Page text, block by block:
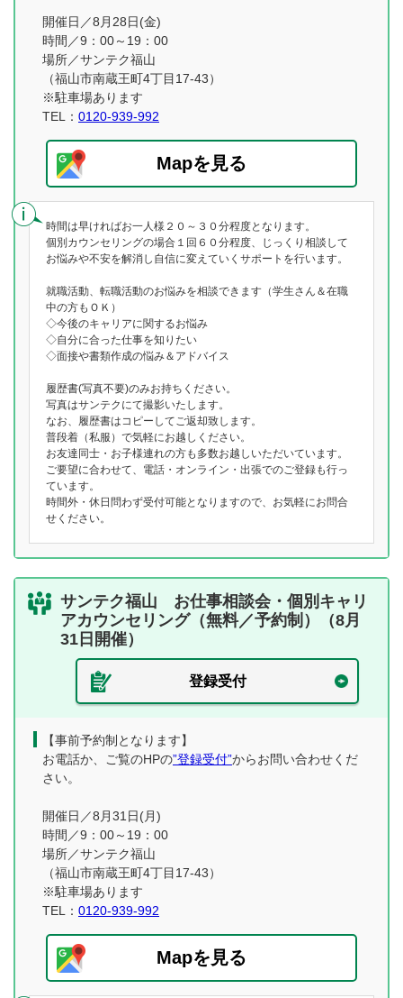
開催日／8月28日(金)
時間／9：00～19：00
場所／サンテク福山
（福山市南蔵王町4丁目17-43）
※駐車場あります
TEL： 0120-939-992
Mapを見る
時間は早ければお一人様２０～３０分程度となります。
個別カウンセリングの場合１回６０分程度、じっくり相談して
お悩みや不安を解消し自信に変えていくサポートを行います。
就職活動、転職活動のお悩みを相談できます（学生さん＆在職
中の方もＯＫ）
◇今後のキャリアに関するお悩み
◇自分に合った仕事を知りたい
◇面接や書類作成の悩み＆アドバイス
履歴書(写真不要)のみお持ちください。
写真はサンテクにて撮影いたします。
なお、履歴書はコピーしてご返却致します。
普段着（私服）で気軽にお越しください。
お友達同士・お子様連れの方も多数お越しいただいています。
ご要望に合わせて、電話・オンライン・出張でのご登録も行っ
ています。
時間外・休日問わず受付可能となりますので、お気軽にお問合
せください。
サンテク福山 お仕事相談会・個別キャリ
アカウンセリング（無料／予約制）（8月
31日開催）
登録受付
【事前予約制となります】
お電話か、ご覧のHPの”登録受付”からお問い合わせくだ
さい。
開催日／8月31日(月)
時間／9：00～19：00
場所／サンテク福山
（福山市南蔵王町4丁目17-43）
※駐車場あります
TEL： 0120-939-992
Mapを見る